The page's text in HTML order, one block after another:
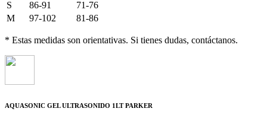
S 86-91
71-76
M
97-102 81-86
* Estas medidas son orientativas. Si tienes dudas, contáctanos.
AQUASONIC GEL ULTRASONIDO 1LT PARKER